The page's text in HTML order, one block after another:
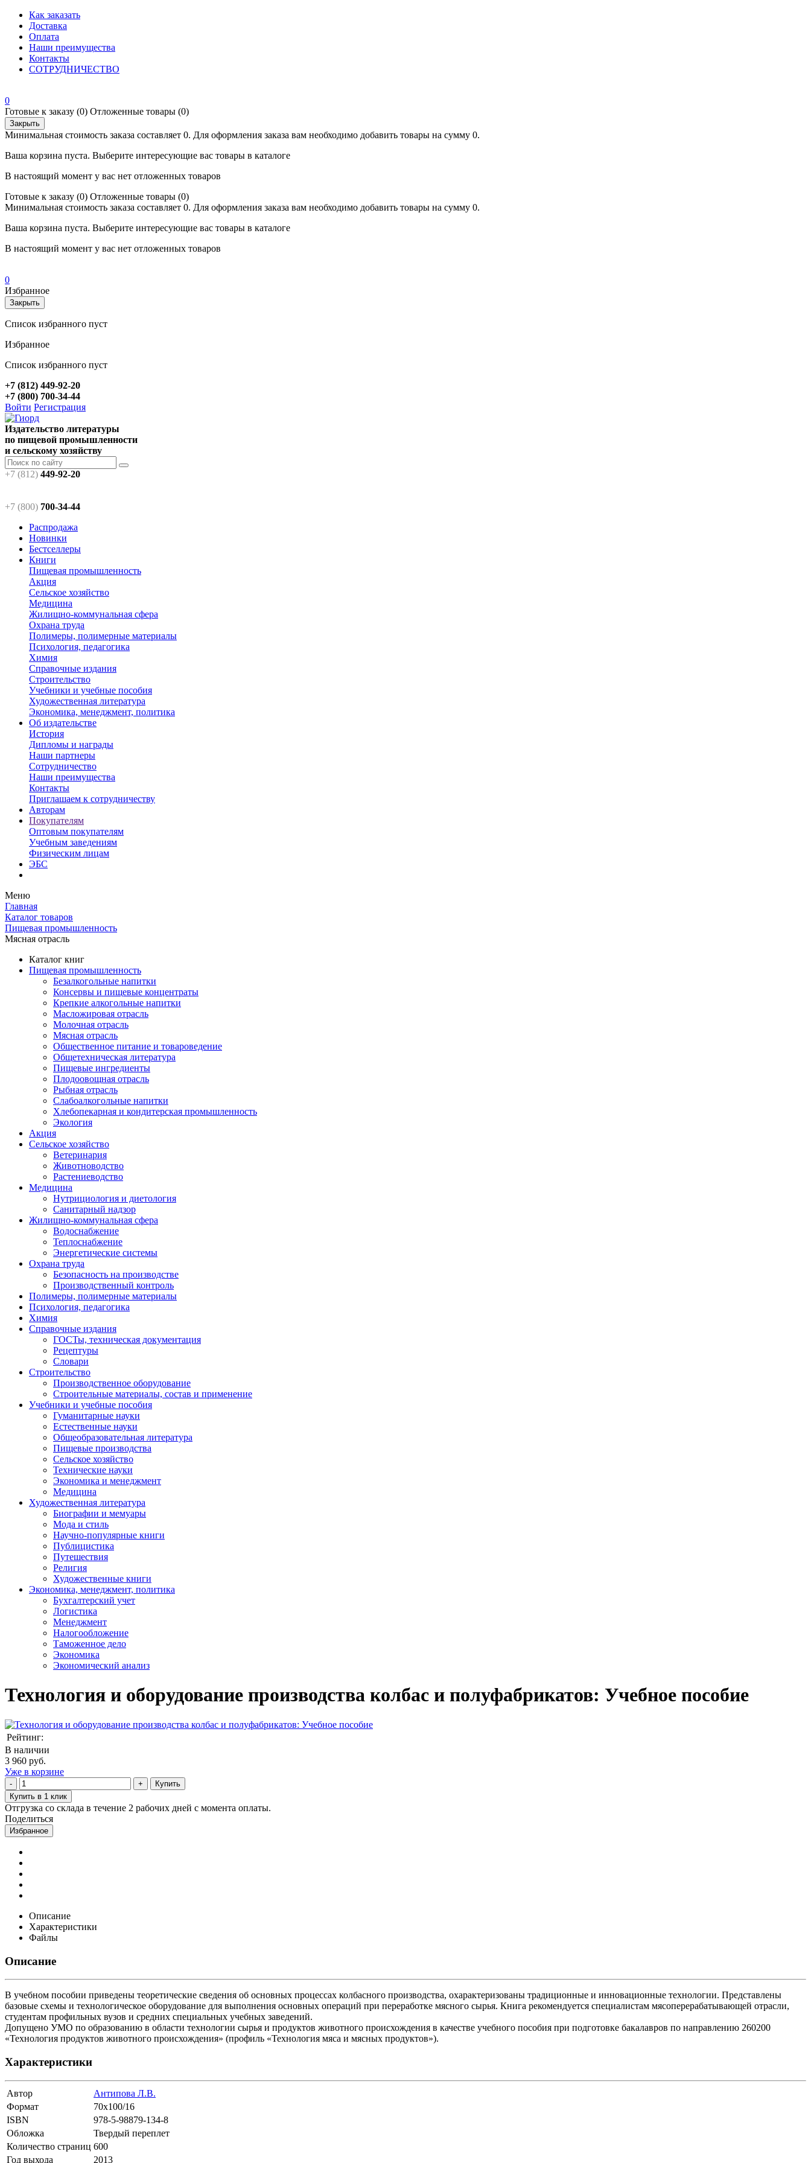
Как заказать
Доставка
Оплата
Наши преимущества
Контакты
СОТРУДНИЧЕСТВО
0
Готовые к заказу (0) Отложенные товары (0)
Закрыть
Минимальная стоимость заказа составляет 0. Для оформления заказа вам необходимо добавить товары на сумму 0.
Ваша корзина пуста. Выберите интересующие вас товары в каталоге
В настоящий момент у вас нет отложенных товаров
Готовые к заказу (0) Отложенные товары (0)
Минимальная стоимость заказа составляет 0. Для оформления заказа вам необходимо добавить товары на сумму 0.
Ваша корзина пуста. Выберите интересующие вас товары в каталоге
В настоящий момент у вас нет отложенных товаров
0
Избранное
Закрыть
Список избранного пуст
Избранное
Список избранного пуст
+7 (812) 449-92-20
+7 (800) 700-34-44
Войти Регистрация
Издательство литературы
по пищевой промышленности
и сельскому хозяйству
+7 (812) 449-92-20
+7 (800) 700-34-44
Распродажа
Новинки
Бестселлеры
Книги
Пищевая промышленность
Акция
Сельское хозяйство
Медицина
Жилищно-коммунальная сфера
Охрана труда
Полимеры, полимерные материалы
Психология, педагогика
Химия
Справочные издания
Строительство
Учебники и учебные пособия
Художественная литература
Экономика, менеджмент, политика
Об издательстве
История
Дипломы и награды
Наши партнеры
Сотрудничество
Наши преимущества
Контакты
Приглашаем к сотрудничеству
Авторам
Покупателям
Оптовым покупателям
Учебным заведениям
Физическим лицам
ЭБС
Меню
Главная
Каталог товаров
Пищевая промышленность
Мясная отрасль
Каталог книг
Пищевая промышленность
Безалкогольные напитки
Консервы и пищевые концентраты
Крепкие алкогольные напитки
Масложировая отрасль
Молочная отрасль
Мясная отрасль
Общественное питание и товароведение
Общетехническая литература
Пищевые ингредиенты
Плодоовощная отрасль
Рыбная отрасль
Слабоалкогольные напитки
Хлебопекарная и кондитерская промышленность
Экология
Акция
Сельское хозяйство
Ветеринария
Животноводство
Растениеводство
Медицина
Нутрициология и диетология
Санитарный надзор
Жилищно-коммунальная сфера
Водоснабжение
Теплоснабжение
Энергетические системы
Охрана труда
Безопасность на производстве
Производственный контроль
Полимеры, полимерные материалы
Психология, педагогика
Химия
Справочные издания
ГОСТы, техническая документация
Рецептуры
Словари
Строительство
Производственное оборудование
Строительные материалы, состав и применение
Учебники и учебные пособия
Гуманитарные науки
Естественные науки
Общеобразовательная литература
Пищевые производства
Сельское хозяйство
Технические науки
Экономика и менеджмент
Медицина
Художественная литература
Биографии и мемуары
Мода и стиль
Научно-популярные книги
Публицистика
Путешествия
Религия
Художественные книги
Экономика, менеджмент, политика
Бухгалтерский учет
Логистика
Менеджмент
Налогообложение
Таможенное дело
Экономика
Экономический анализ
Технология и оборудование производства колбас и полуфабрикатов: Учебное пособие
Рейтинг:
В наличии
3 960 руб.
Уже в корзине
Купить
Купить в 1 клик
Отгрузка со склада в течение 2 рабочих дней с момента оплаты.
Поделиться
Избранное
Описание
Характеристики
Файлы
Описание
В учебном пособии приведены теоретические сведения об основных процессах колбасного производства, охарактеризованы традиционные и инновационные технологии. Представлены
базовые схемы и технологическое оборудование для выполнения основных операций при переработке мясного сырья. Книга рекомендуется специалистам мясоперерабатывающей отрасли,
студентам профильных вузов и средних специальных учебных заведений.
Допущено УМО по образованию в области технологии сырья и продуктов животного происхождения в качестве учебного пособия при подготовке бакалавров по направлению 260200
«Технология продуктов животного происхождения» (профиль «Технология мяса и мясных продуктов»).
Характеристики
Автор
Антипова Л.В.
Формат
70х100/16
ISBN
978-5-98879-134-8
Обложка
Твердый переплет
Количество страниц 600
Год выхода
2013